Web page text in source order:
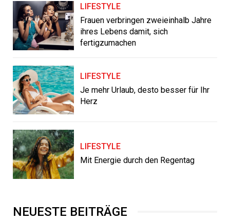
LIFESTYLE
Frauen verbringen zweieinhalb Jahre
ihres Lebens damit, sich
fertigzumachen
LIFESTYLE
Je mehr Urlaub, desto besser für Ihr
Herz
LIFESTYLE
Mit Energie durch den Regentag
NEUESTE BEITRÄGE